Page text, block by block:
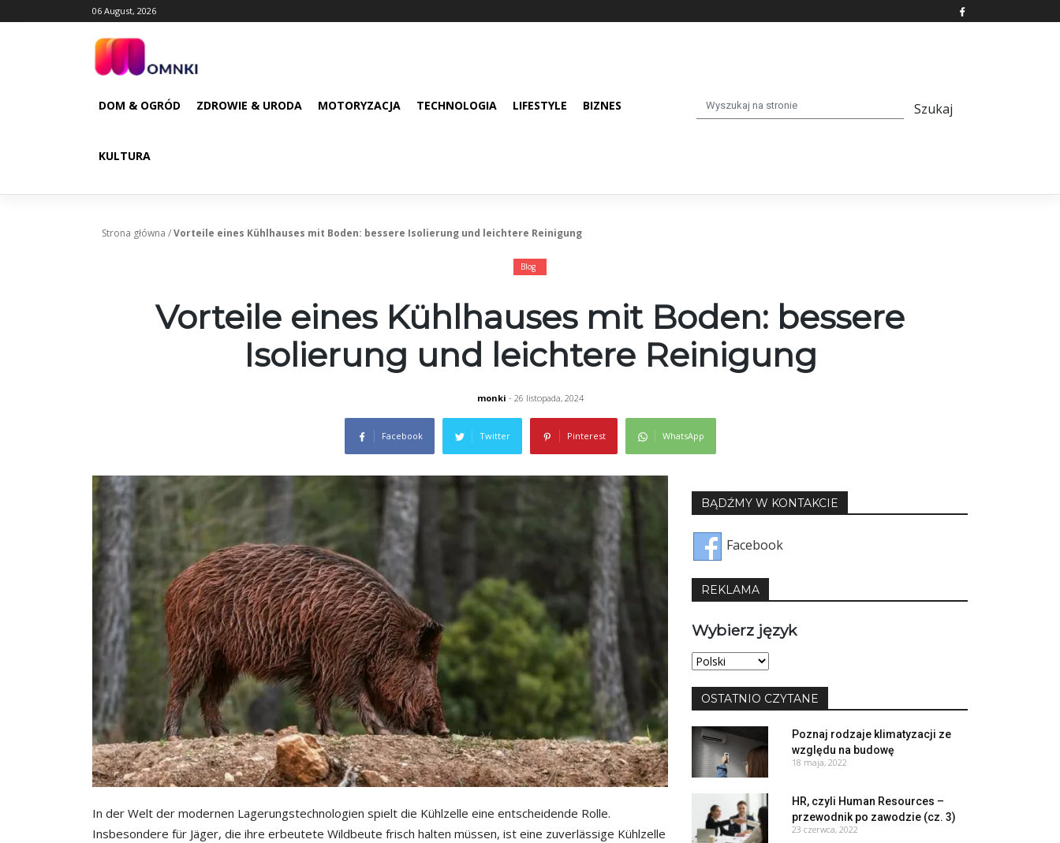
to
06 August, 2026
DOM & OGRÓD ZDROWIE & URODA MOTORYZACJA TECHNOLOGIA LIFESTYLE BIZNES
KULTURA
Strona główna /Vorteile eines Kühlhauses mit Boden: bessere Isolierung und leichtere Reinigung
Blog
Vorteile eines Kühlhauses mit Boden: bessere
Isolierung und leichtere Reinigung
monki - 26 listopada, 2024
Facebook Twitter Pinterest WhatsApp
In der Welt der modernen Lagerungstechnologien spielt die Kühlzelle eine entscheidende Rolle.
Insbesondere für Jäger, die ihre erbeutete Wildbeute frisch halten müssen, ist eine zuverlässige Kühlzelle
BĄDŹMY W KONTAKCIE
Facebook
REKLAMA
Wybierz język
Wybierz
OSTATNIO CZYTANE
Poznaj rodzaje klimatyzacji ze
względu na budowę
18 maja, 2022
HR, czyli Human Resources –
przewodnik po zawodzie (cz. 3)
23 czerwca, 2022